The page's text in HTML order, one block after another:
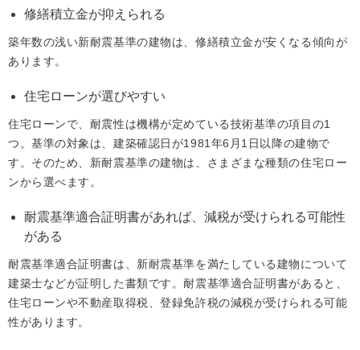
修繕積立金が抑えられる
築年数の浅い新耐震基準の建物は、修繕積立金が安くなる傾向が
あります。
住宅ローンが選びやすい
住宅ローンで、耐震性は機構が定めている技術基準の項目の1
つ。基準の対象は、建築確認日が1981年6月1日以降の建物で
す。そのため、新耐震基準の建物は、さまざまな種類の住宅ロー
ンから選べます。
耐震基準適合証明書があれば、減税が受けられる可能性
がある
耐震基準適合証明書は、新耐震基準を満たしている建物について
建築士などが証明した書類です。耐震基準適合証明書があると、
住宅ローンや不動産取得税、登録免許税の減税が受けられる可能
性があります。